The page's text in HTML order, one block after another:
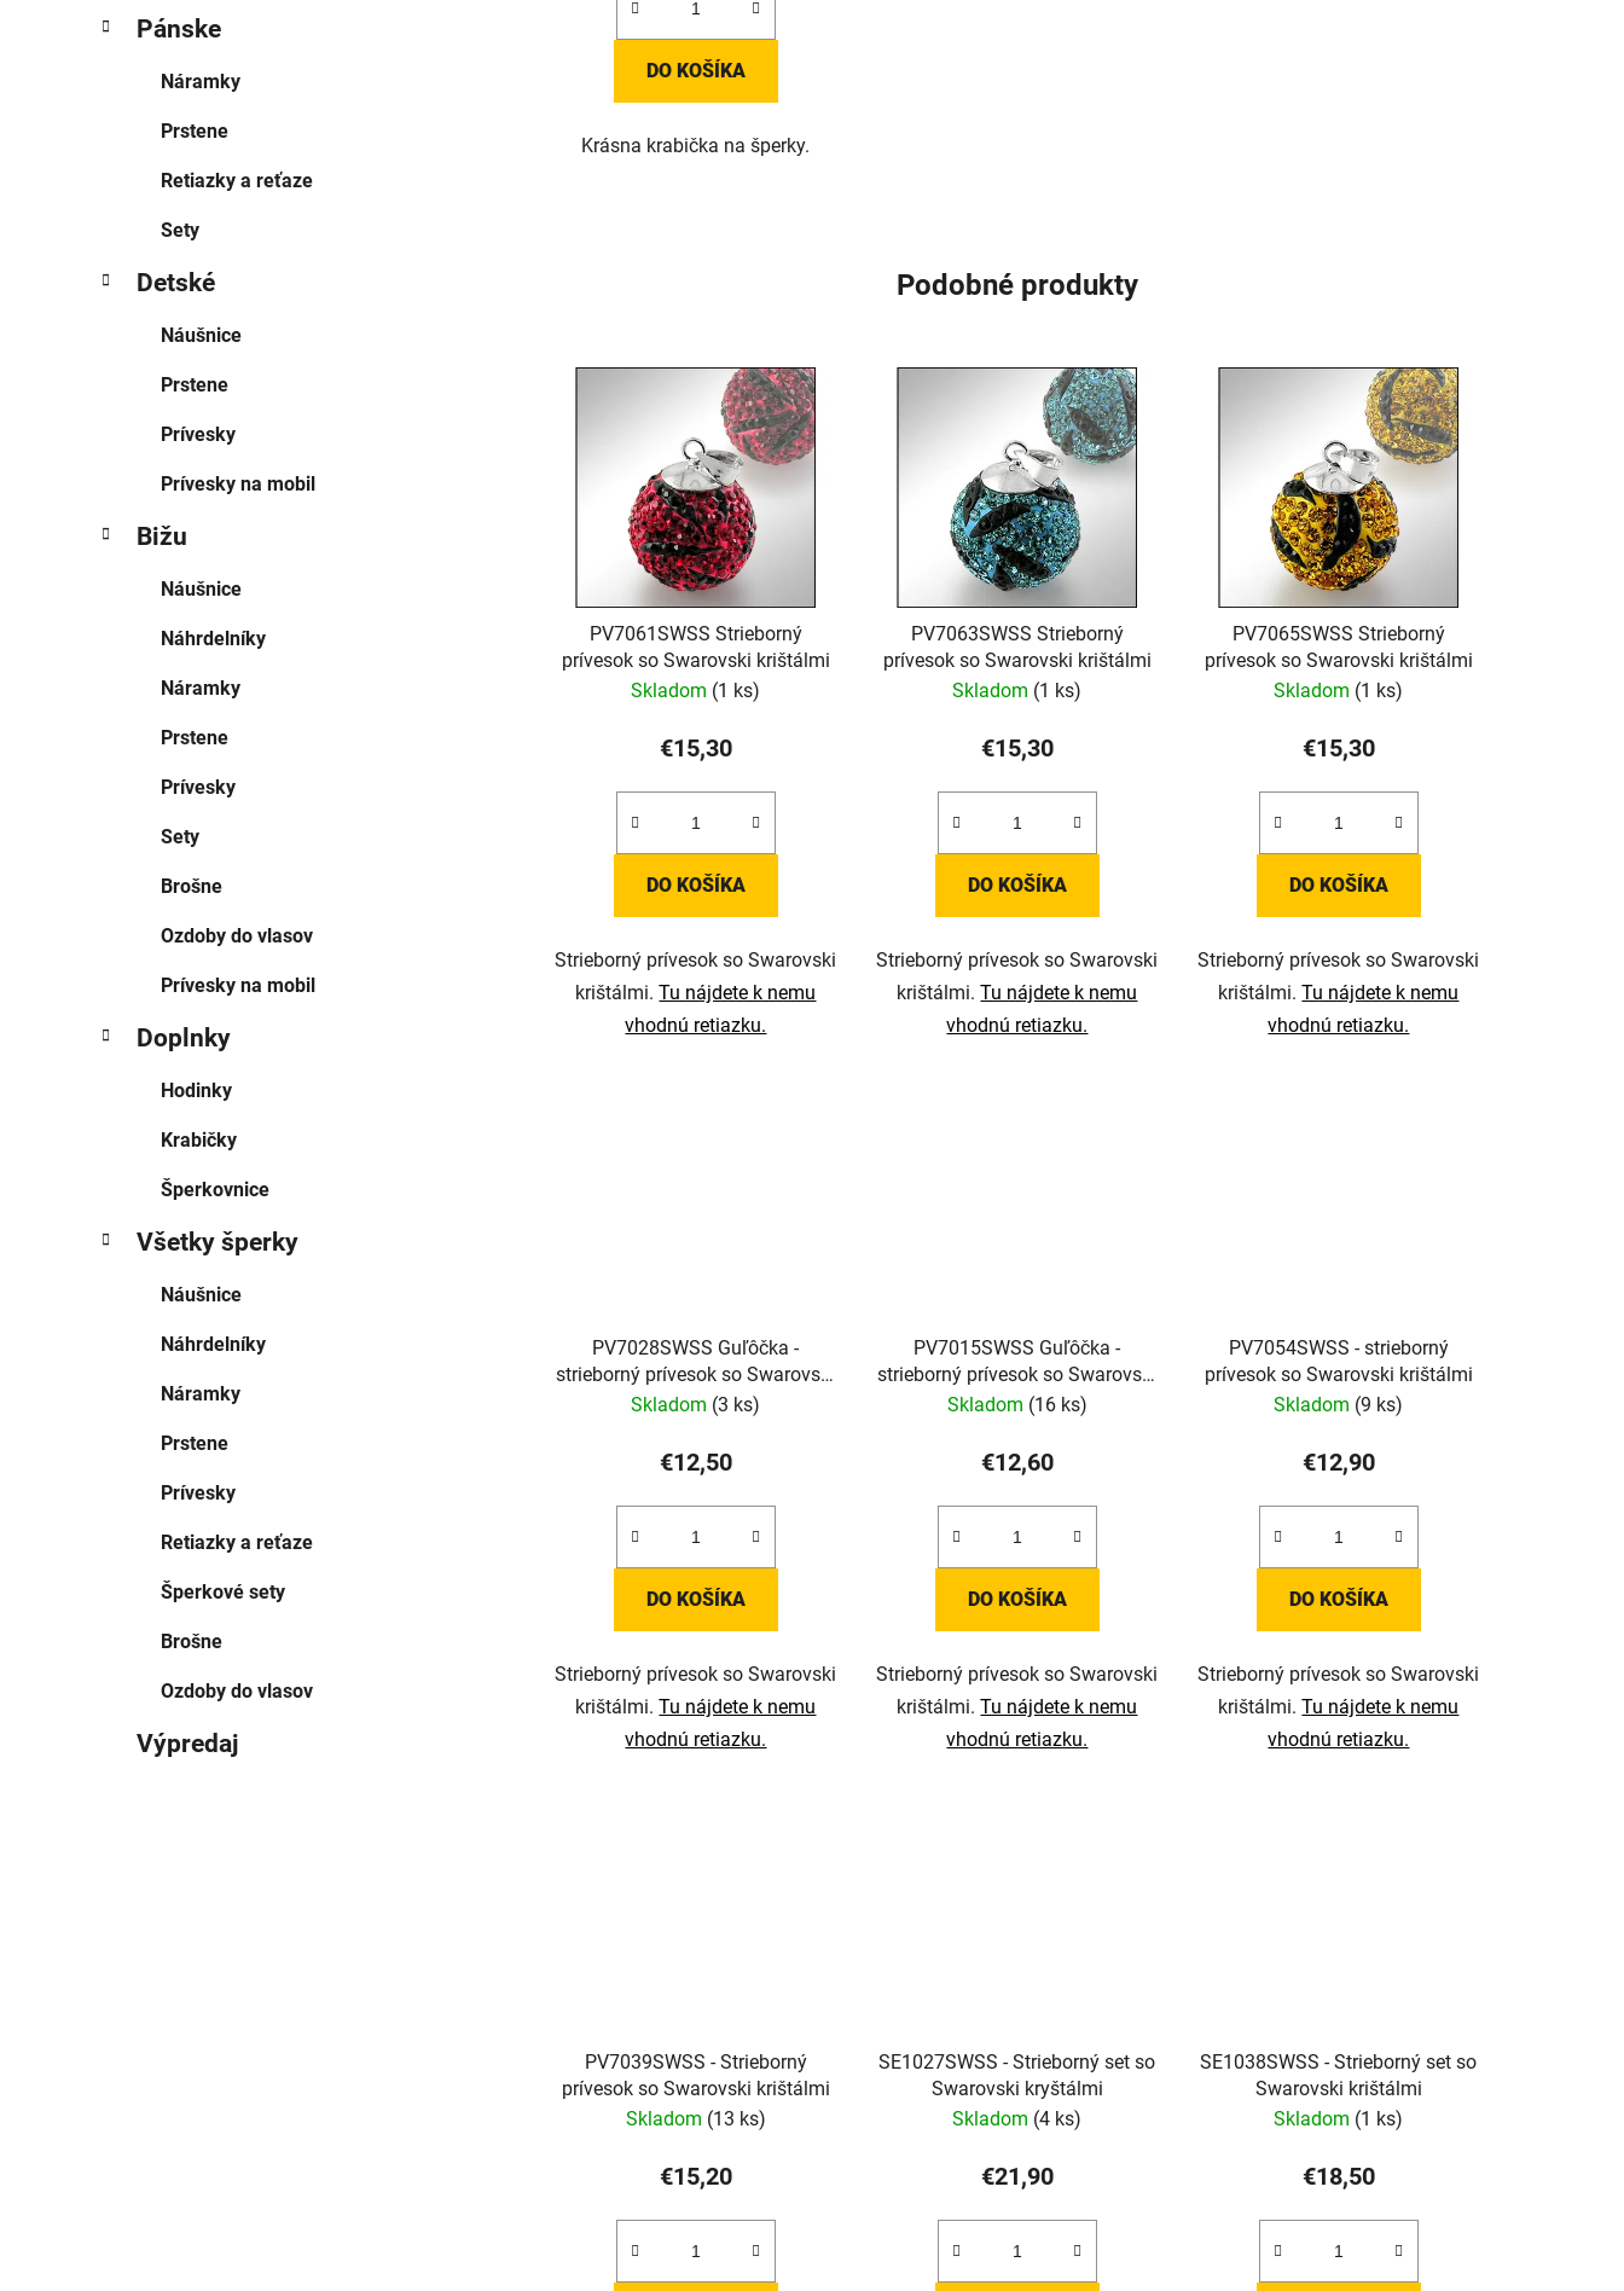
Pánske
Náramky
Prstene
Retiazky a reťaze
Sety
Detské
Náušnice
Prstene
Prívesky
Prívesky na mobil
Bižu
Náušnice
Náhrdelníky
Náramky
Prstene
Prívesky
Sety
Brošne
Ozdoby do vlasov
Prívesky na mobil
Doplnky
Hodinky
Krabičky
Šperkovnice
Všetky šperky
Náušnice
Náhrdelníky
Náramky
Prstene
Prívesky
Retiazky a reťaze
Šperkové sety
Brošne
Ozdoby do vlasov
Výpredaj
DO KOŠÍKA
Krásna krabička na šperky.
Podobné produkty
PV7061SWSS Strieborný
prívesok so Swarovski krištálmi
Skladom (1 ks)
€15,30
DO KOŠÍKA
Strieborný prívesok so Swarovski
krištálmi.Tu nájdete k nemu
vhodnú retiazku.
PV7063SWSS Strieborný
prívesok so Swarovski krištálmi
Skladom (1 ks)
€15,30
DO KOŠÍKA
Strieborný prívesok so Swarovski
krištálmi.Tu nájdete k nemu
vhodnú retiazku.
PV7065SWSS Strieborný
prívesok so Swarovski krištálmi
Skladom (1 ks)
€15,30
DO KOŠÍKA
Strieborný prívesok so Swarovski
krištálmi.Tu nájdete k nemu
vhodnú retiazku.
PV7028SWSS Guľôčka -
strieborný prívesok so Swarovski
krištálmi
Skladom (3 ks)
€12,50
DO KOŠÍKA
Strieborný prívesok so Swarovski
krištálmi.Tu nájdete k nemu
vhodnú retiazku.
PV7015SWSS Guľôčka -
strieborný prívesok so Swarovski
kryštálmi
Skladom (16 ks)
€12,60
DO KOŠÍKA
Strieborný prívesok so Swarovski
krištálmi.Tu nájdete k nemu
vhodnú retiazku.
PV7054SWSS - strieborný
prívesok so Swarovski krištálmi
Skladom (9 ks)
€12,90
DO KOŠÍKA
Strieborný prívesok so Swarovski
krištálmi.Tu nájdete k nemu
vhodnú retiazku.
PV7039SWSS - Strieborný
prívesok so Swarovski krištálmi
Skladom (13 ks)
€15,20
SE1027SWSS - Strieborný set so
Swarovski kryštálmi
Skladom (4 ks)
€21,90
SE1038SWSS - Strieborný set so
Swarovski krištálmi
Skladom (1 ks)
€18,50